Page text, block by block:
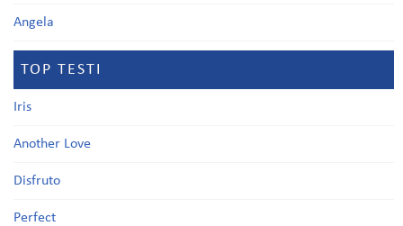
Angela
TOP TESTI
Iris
Another Love
Disfruto
Perfect